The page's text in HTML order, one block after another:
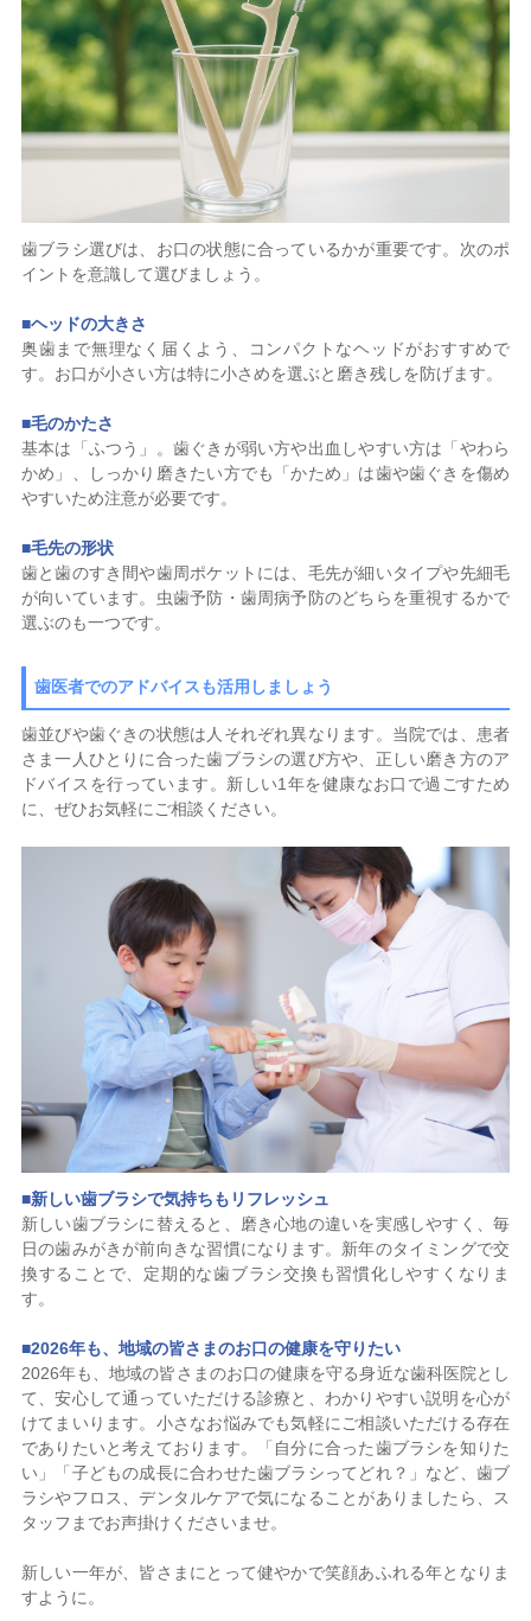
歯ブラシ選びは、お口の状態に合っているかが重要です。次のポ
イントを意識して選びましょう。
■ヘッドの大きさ
奥歯まで無理なく届くよう、コンパクトなヘッドがおすすめで
す。お口が小さい方は特に小さめを選ぶと磨き残しを防げます。
■毛のかたさ
基本は「ふつう」。歯ぐきが弱い方や出血しやすい方は「やわら
かめ」、しっかり磨きたい方でも「かため」は歯や歯ぐきを傷め
やすいため注意が必要です。
■毛先の形状
歯と歯のすき間や歯周ポケットには、毛先が細いタイプや先細毛
が向いています。虫歯予防・歯周病予防のどちらを重視するかで
選ぶのも一つです。
歯医者でのアドバイスも活用しましょう
歯並びや歯ぐきの状態は人それぞれ異なります。当院では、患者
さま一人ひとりに合った歯ブラシの選び方や、正しい磨き方のア
ドバイスを行っています。新しい1年を健康なお口で過ごすため
に、ぜひお気軽にご相談ください。
■新しい歯ブラシで気持ちもリフレッシュ
新しい歯ブラシに替えると、磨き心地の違いを実感しやすく、毎
日の歯みがきが前向きな習慣になります。新年のタイミングで交
換することで、定期的な歯ブラシ交換も習慣化しやすくなりま
す。
■2026年も、地域の皆さまのお口の健康を守りたい
2026年も、地域の皆さまのお口の健康を守る身近な歯科医院とし
て、安心して通っていただける診療と、わかりやすい説明を心が
けてまいります。小さなお悩みでも気軽にご相談いただける存在
でありたいと考えております。「自分に合った歯ブラシを知りた
い」「子どもの成長に合わせた歯ブラシってどれ？」など、歯ブ
ラシやフロス、デンタルケアで気になることがありましたら、ス
タッフまでお声掛けくださいませ。
新しい一年が、皆さまにとって健やかで笑顔あふれる年となりま
すように。